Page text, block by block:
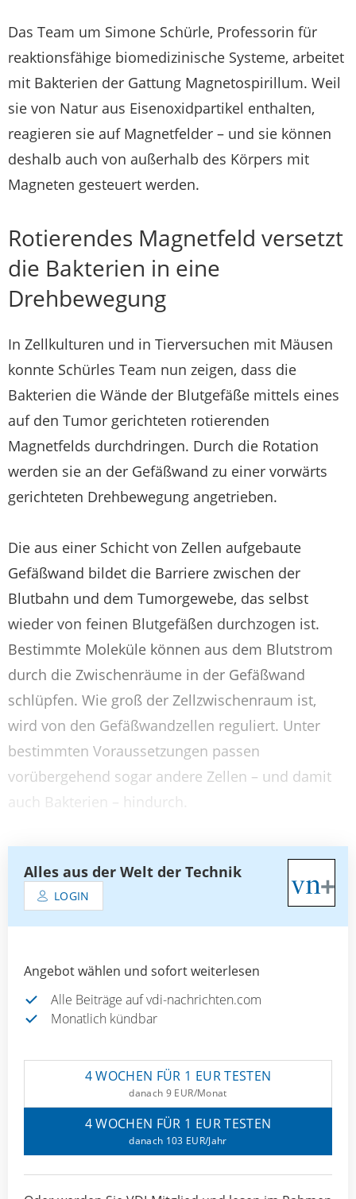
Das Team um Simone Schürle, Professorin für
reaktionsfähige biomedizinische Systeme, arbeitet
mit Bakterien der Gattung Magnetospirillum. Weil
sie von Natur aus Eisenoxidpartikel enthalten,
reagieren sie auf Magnetfelder – und sie können
deshalb auch von außerhalb des Körpers mit
Magneten gesteuert werden.
Rotierendes Magnetfeld versetzt
die Bakterien in eine
Drehbewegung
In Zellkulturen und in Tierversuchen mit Mäusen
konnte Schürles Team nun zeigen, dass die
Bakterien die Wände der Blutgefäße mittels eines
auf den Tumor gerichteten rotierenden
Magnetfelds durchdringen. Durch die Rotation
werden sie an der Gefäßwand zu einer vorwärts
gerichteten Drehbewegung angetrieben.
Die aus einer Schicht von Zellen aufgebaute
Gefäßwand bildet die Barriere zwischen der
Blutbahn und dem Tumorgewebe, das selbst
wieder von feinen Blutgefäßen durchzogen ist.
Bestimmte Moleküle können aus dem Blutstrom
durch die Zwischenräume in der Gefäßwand
schlüpfen. Wie groß der Zellzwischenraum ist,
wird von den Gefäßwandzellen reguliert. Unter
bestimmten Voraussetzungen passen
vorübergehend sogar andere Zellen – und damit
auch Bakterien – hindurch.
Alles aus der Welt der Technik
LOGIN
Angebot wählen und sofort weiterlesen
Alle Beiträge auf vdi-nachrichten.com
Monatlich kündbar
4 WOCHEN FÜR 1 EUR TESTEN
danach 9 EUR/Monat
4 WOCHEN FÜR 1 EUR TESTEN
danach 103 EUR/Jahr